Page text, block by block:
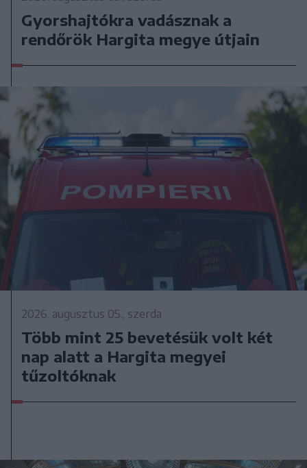
Gyorshajtókra vadásznak a
rendőrök Hargita megye útjain
2026. augusztus 05., szerda
Több mint 25 bevetésük volt két
nap alatt a Hargita megyei
tűzoltóknak